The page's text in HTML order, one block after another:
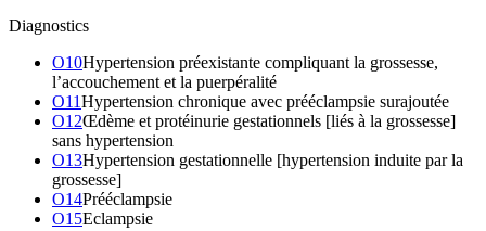
Diagnostics
O10Hypertension préexistante compliquant la grossesse,
l’accouchement et la puerpéralité
O11Hypertension chronique avec prééclampsie surajoutée
O12Œdème et protéinurie gestationnels [liés à la grossesse]
sans hypertension
O13Hypertension gestationnelle [hypertension induite par la
grossesse]
O14Prééclampsie
O15Eclampsie